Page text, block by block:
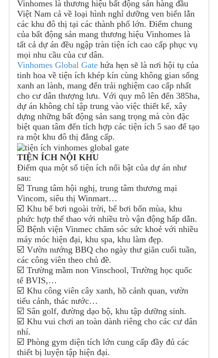
Vinhomes là thương hiệu bất động sản hàng đầu
Việt Nam cả về loại hình nghỉ dưỡng ven biển lẫn
các khu đô thị tại các thành phố lớn. Điểm chung
của bất động sản mang thương hiệu Vinhomes là
tất cả dự án đều ngập tràn tiện ích cao cấp phục vụ
mọi nhu cầu của cư dân.
Vinhomes Global Gate hứa hẹn sẽ là nơi hội tụ của
tinh hoa về tiện ích khép kín cùng không gian sống
xanh an lành, mang đến trải nghiệm cao cấp nhất
cho cư dân thượng lưu. Với quy mô lên đến 385ha,
dự án không chỉ tập trung vào việc thiết kế, xây
dựng những bất động sản sang trọng mà còn đặc
biệt quan tâm đến tích hợp các tiện ích 5 sao để tạo
ra một khu đô thị đẳng cấp.
TIỆN ÍCH NỘI KHU
Điểm qua một số tiện ích nổi bật của dự án như
sau:
☑️ Trung tâm hội nghị, trung tâm thương mại
Vincom, siêu thị Winmart…
☑️ Khu bể bơi ngoài trời, bể bơi bốn mùa, khu
phức hợp thể thao với nhiều trò vận động hấp dẫn.
☑️ Bệnh viện Vinmec chăm sóc sức khoẻ với nhiều
máy móc hiện đại, khu spa, khu làm đẹp.
☑️ Vườn nướng BBQ cho ngày thư giãn cuối tuần,
các công viên theo chủ đề.
☑️ Trường mầm non Vinschool, Trường học quốc
tế BVIS,…
☑️ Khu công viên cây xanh, hồ cảnh quan, vườn
tiểu cảnh, thác nước…
☑️ Sân golf, đường dạo bộ, khu tập dưỡng sinh.
☑️ Khu vui chơi an toàn dành riêng cho các cư dân
nhí.
☑️ Phòng gym diện tích lớn cung cấp đầy đủ các
thiết bị luyện tập hiện đại.